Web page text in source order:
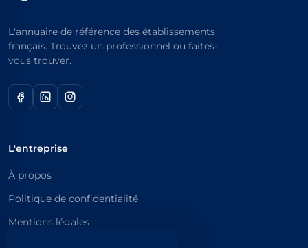
L'annuaire de référence des établissements
français. Trouvez un professionnel ou faites-
vous trouver.
L'entreprise
À propos
Politique de confidentialité
Mentions légales